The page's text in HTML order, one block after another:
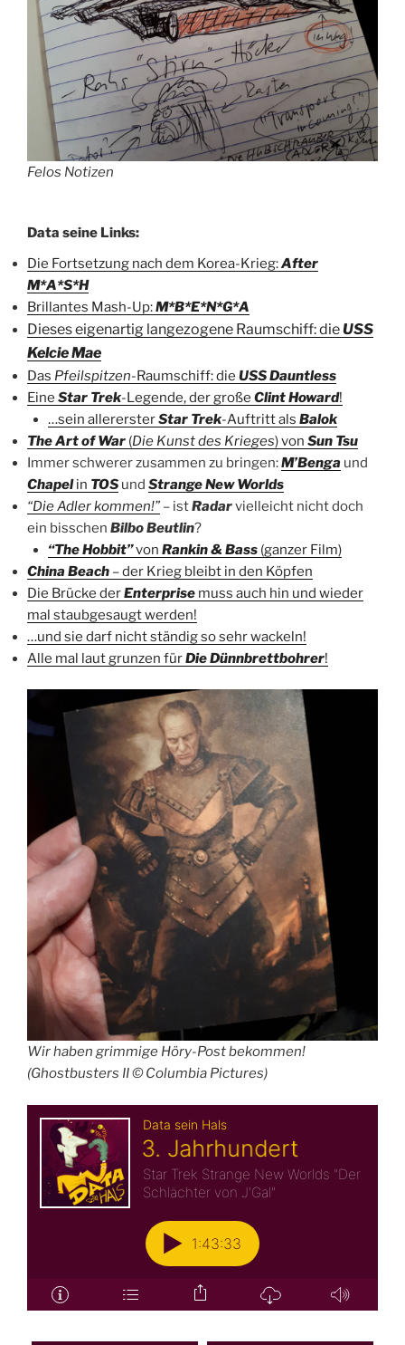
Felos Notizen
Data seine Links:
Die Fortsetzung nach dem Korea-Krieg:After
M*A*S*H
Brillantes Mash-Up:M*B*E*N*G*A
Dieses eigenartig langezogene Raumschiff: dieUSS
Kelcie Mae
Das Pfeilspitzen-Raumschiff: die USS Dauntless
Eine Star Trek-Legende, der große Clint Howard!
…sein allerersterStar Trek-Auftritt als Balok
The Art of War (Die Kunst des Krieges) von Sun Tsu
Immer schwerer zusammen zu bringen:M’Benga und
Chapelin TOS und Strange New Worlds
“Die Adler kommen!”– istRadarvielleicht nicht doch
ein bisschen Bilbo Beutlin?
“The Hobbit”von Rankin & Bass(ganzer Film)
China Beach – der Krieg bleibt in den Köpfen
Die Brücke derEnterprise muss auch hin und wieder
mal staubgesaugt werden!
…und sie darf nicht ständig so sehr wackeln!
Alle mal laut grunzen fürDie Dünnbrettbohrer!
Wir haben grimmige Höry-Post bekommen!
(Ghostbusters II © Columbia Pictures)